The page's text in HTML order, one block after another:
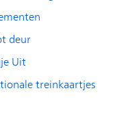
deur
Uit
treinkaartjes